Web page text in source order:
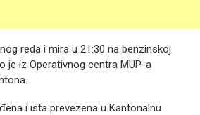
reda i mira u 21:30 na benzinskoj
je iz Operativnog centra MUP-a
i ista prevezena u Kantonalnu